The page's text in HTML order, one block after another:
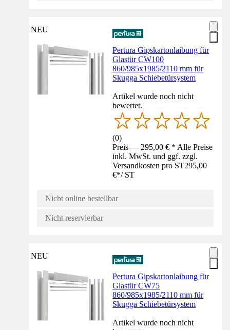
NEU
Pertura Gipskartonlaibung für
Glastür CW100
860/985x1985/2110 mm für
Skugga Schiebetürsystem
Artikel wurde noch nicht
bewertet.
(0)
Preis — 295,00 € * Alle Preise
inkl. MwSt. und ggf. zzgl.
Versandkosten pro ST295,00
€*/ ST
Nicht online bestellbar
Nicht reservierbar
NEU
Pertura Gipskartonlaibung für
Glastür CW75
860/985x1985/2110 mm für
Skugga Schiebetürsystem
Artikel wurde noch nicht